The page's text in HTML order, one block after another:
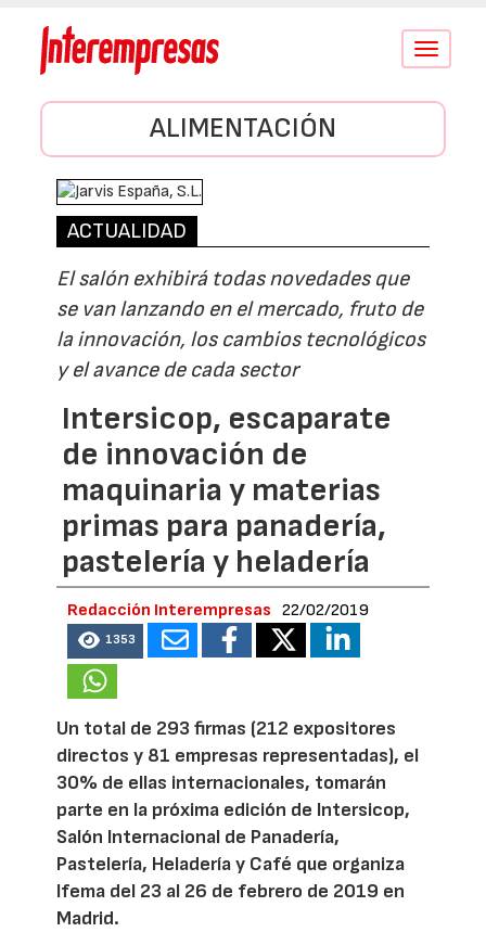
Conmutar
ALIMENTACIÓN
ACTUALIDAD
El salón exhibirá todas novedades que
se van lanzando en el mercado, fruto de
la innovación, los cambios tecnológicos
y el avance de cada sector
Intersicop, escaparate
de innovación de
maquinaria y materias
primas para panadería,
pastelería y heladería
Redacción Interempresas 22/02/2019
1353
Un total de 293 firmas (212 expositores
directos y 81 empresas representadas), el
30% de ellas internacionales, tomarán
parte en la próxima edición de Intersicop,
Salón Internacional de Panadería,
Pastelería, Heladería y Café que organiza
Ifema del 23 al 26 de febrero de 2019 en
Madrid.